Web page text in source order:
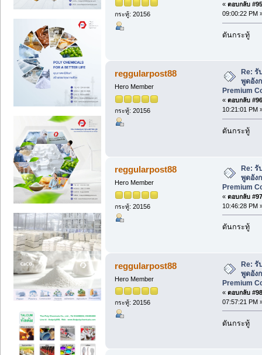
กระทู้: 20156
« ตอบกลับ
09:00:22 PM
ดันกระทู้
reggularpost88
Hero Member
กระทู้: 20156
Re:
พูดอัง
Premium
« ตอบกลับ
10:21:01 PM
ดันกระทู้
reggularpost88
Hero Member
กระทู้: 20156
Re: รั
พูดอัง
Premium
« ตอบกลับ
10:46:28 PM
ดันกระทู้
reggularpost88
Hero Member
กระทู้: 20156
Re: รั
พูดอัง
Premium
« ตอบกลับ
07:57:21 PM
ดันกระทู้